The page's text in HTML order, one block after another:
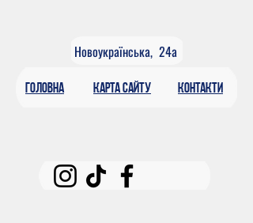
Новоукраїнська, 24а
КАРтА САЙТУ
головна контакти